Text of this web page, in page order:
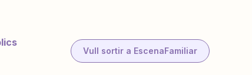
Vull sortir a EscenaFamiliar